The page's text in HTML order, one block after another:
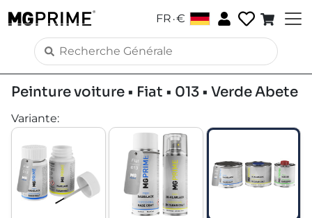
FR .€
Peinture voiture • Fiat • 013 • Verde Abete
Variante: